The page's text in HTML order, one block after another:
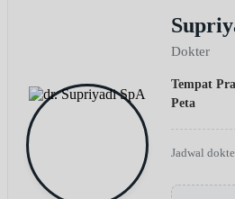
Dokter
Tempat
Peta
Jadwal